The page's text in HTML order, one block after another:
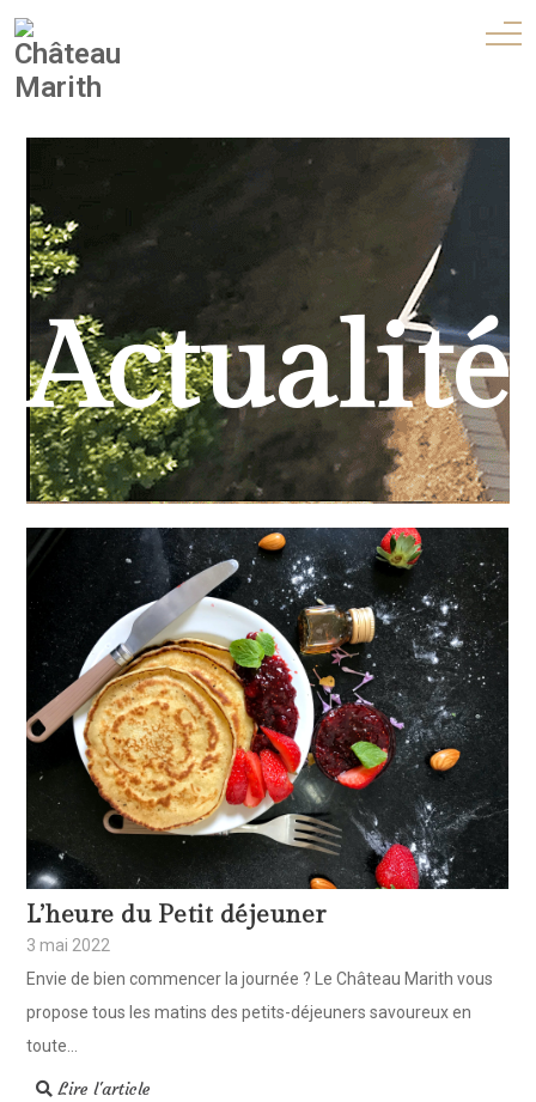
L’heure du Petit déjeuner
3 mai 2022
Envie de bien commencer la journée ? Le Château Marith vous
propose tous les matins des petits-déjeuners savoureux en
toute...
Lire l'article